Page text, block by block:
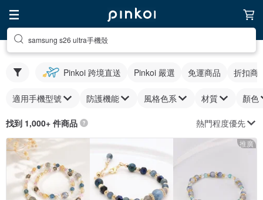
samsung s26 ultra手機殼
Pinkoi 跨境直送 Pinkoi 嚴選 免運商品 折扣商
適用手機型號 防護機能 風格色系 材質 顏色
找到 1,000+ 件商品 熱門程度優先
推廣